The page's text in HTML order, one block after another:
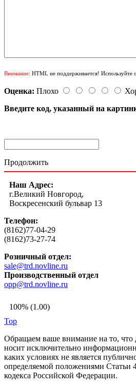
Внимание: HTML не поддерживается! Используйте
Оценка: Плохо
Введите код, указанный на
Продолжить
Наш Адрес:
г.Великий Новгород,
Воскресенский бульвар 13
Телефон:
(8162)77-04-29
(8162)73-27-74
Розничный отдел:
sale@trd.novline.ru
Производственный отдел
opp@trd.novline.ru
100% (1.00)
Top
Обращаем ваше внимание на то, что
носит исключительно
каких условиях не является
определяемой положениями Статьи
кодекса Российской Федерации.